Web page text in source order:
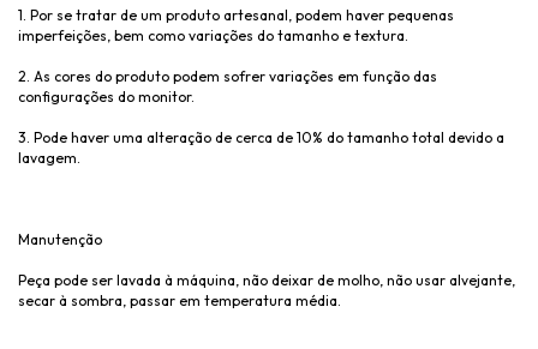
1. Por se tratar de um produto artesanal, podem haver pequenas
imperfeições, bem como variações do tamanho e textura.
2. As cores do produto podem sofrer variações em função das
configurações do monitor.
3. Pode haver uma alteração de cerca de 10% do tamanho total devido a
lavagem.
Manutenção
Peça pode ser lavada à máquina, não deixar de molho, não usar alvejante,
secar à sombra, passar em temperatura média.